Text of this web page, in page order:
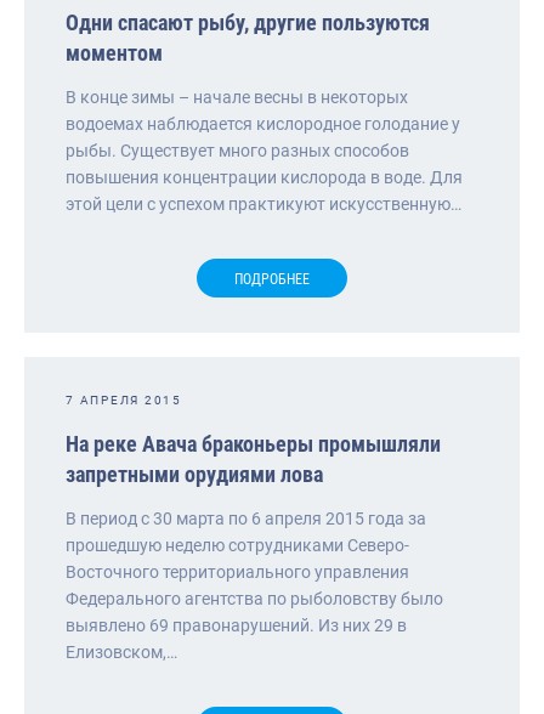
Одни спасают рыбу, другие пользуются
моментом
В конце зимы – начале весны в некоторых
водоемах наблюдается кислородное голодание у
рыбы. Существует много разных способов
повышения концентрации кислорода в воде. Для
этой цели с успехом практикуют искусственную…
ПОДРОБНЕЕ
7 АПРЕЛЯ 2015
На реке Авача браконьеры промышляли
запретными орудиями лова
В период с 30 марта по 6 апреля 2015 года за
прошедшую неделю сотрудниками Северо-
Восточного территориального управления
Федерального агентства по рыболовству было
выявлено 69 правонарушений. Из них 29 в
Елизовском,…